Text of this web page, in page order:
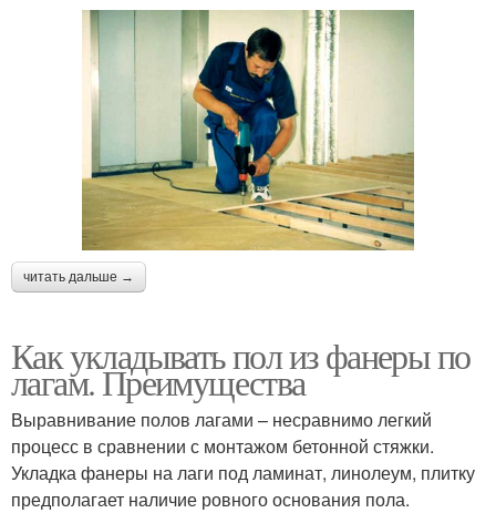
читать дальше →
Как укладывать пол из фанеры по
лагам. Преимущества
Выравнивание полов лагами – несравнимо легкий
процесс в сравнении с монтажом бетонной стяжки.
Укладка фанеры на лаги под ламинат, линолеум, плитку
предполагает наличие ровного основания пола.